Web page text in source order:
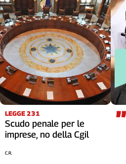
LEGGE 231
Scudo penale per le
imprese, no della Cgil
C.R.